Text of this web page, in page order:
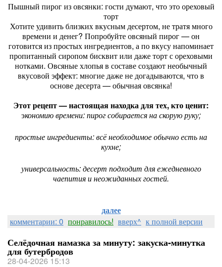
Пышный пирог из овсянки: гости думают, что это ореховый
торт
Хотите удивить близких вкусным десертом, не тратя много
времени и денег? Попробуйте овсяный пирог — он
готовится из простых ингредиентов, а по вкусу напоминает
пропитанный сиропом бисквит или даже торт с ореховыми
нотками. Овсяные хлопья в составе создают необычный
вкусовой эффект: многие даже не догадываются, что в
основе десерта — обычная овсянка!
Этот рецепт — настоящая находка для тех, кто ценит:
экономию времени: пирог собирается на скорую руку;
простые ингредиенты: всё необходимое обычно есть на
кухне;
универсальность: десерт подходит для ежедневного
чаепития и неожиданных гостей.
далее
комментарии: 0 понравилось! вверх^ к полной версии
Селёдочная намазка за минуту: закуска‑минутка
для бутербродов
28-04-2026 15:13